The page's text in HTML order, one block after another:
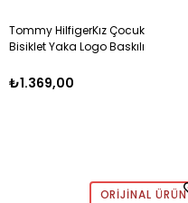
Tommy HilfigerKız Çocuk
Bisiklet Yaka Logo Baskılı
BEYAZ
₺1.369,00
ORIJINAL ÜRÜN